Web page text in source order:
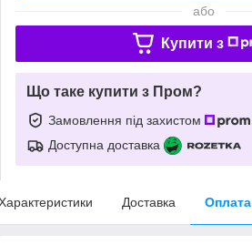
або
Купити з
Що таке купити з Пром?
Замовлення під захистом
Доступна доставка
Доставка Оплата